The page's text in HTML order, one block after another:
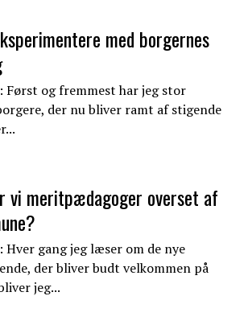
med borgernes
Først og fremmest har jeg stor
der nu bliver ramt af stigende
vi meritpædagoger overset af
Hver gang jeg læser om de nye
der bliver budt velkommen på
jeg...